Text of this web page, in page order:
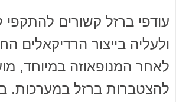
עודפי ברזל קשורים להתקפי
ולעליה בייצור הרדיקאלים
לאחר המנופאוזה במיוחד,
להצטברות ברזל במערכות.